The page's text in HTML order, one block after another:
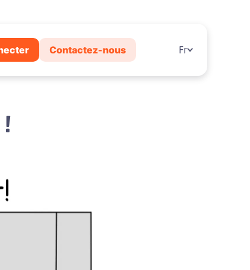
Contactez-nous Fr